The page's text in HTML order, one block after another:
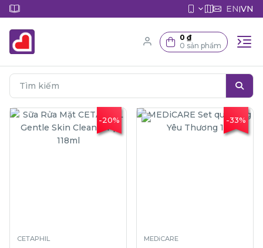
EN|VN
0 ₫
0 sản phẩm
-20%
CETAPHIL
-33%
MEDiCARE